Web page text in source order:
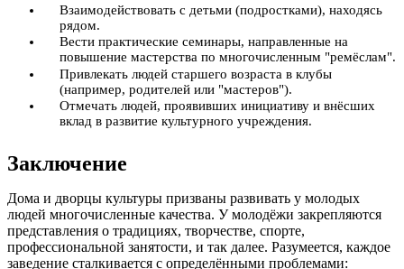
Взаимодействовать с детьми (подростками), находясь
рядом.
Вести практические семинары, направленные на
повышение мастерства по многочисленным "ремёслам".
Привлекать людей старшего возраста в клубы
(например, родителей или "мастеров").
Отмечать людей, проявивших инициативу и внёсших
вклад в развитие культурного учреждения.
Заключение
Дома и дворцы культуры призваны развивать у молодых
людей многочисленные качества. У молодёжи закрепляются
представления о традициях, творчестве, спорте,
профессиональной занятости, и так далее. Разумеется, каждое
заведение сталкивается с определёнными проблемами: